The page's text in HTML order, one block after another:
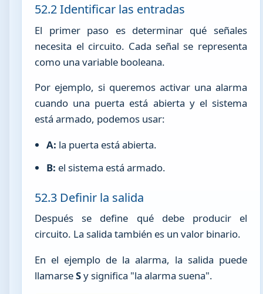
52.2 Identificar las entradas
El primer paso es determinar qué señales
necesita el circuito. Cada señal se representa
como una variable booleana.
Por ejemplo, si queremos activar una alarma
cuando una puerta está abierta y el sistema
está armado, podemos usar:
A: la puerta está abierta.
B: el sistema está armado.
52.3 Definir la salida
Después se define qué debe producir el
circuito. La salida también es un valor binario.
En el ejemplo de la alarma, la salida puede
llamarseSy significa "la alarma suena".